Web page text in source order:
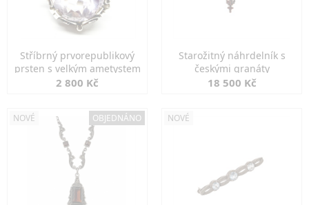
Stříbrný prvorepublikový
prsten s velkým ametystem
2 800 Kč
Starožitný náhrdelník s
českými granáty
18 500 Kč
NOVÉ OBJEDNÁNO NOVÉ